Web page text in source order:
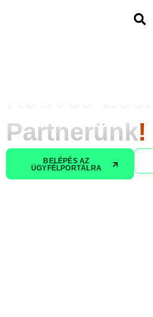
Partnerünk!
BELÉPÉS AZ
ÜGYFÉLPORTÁLRA